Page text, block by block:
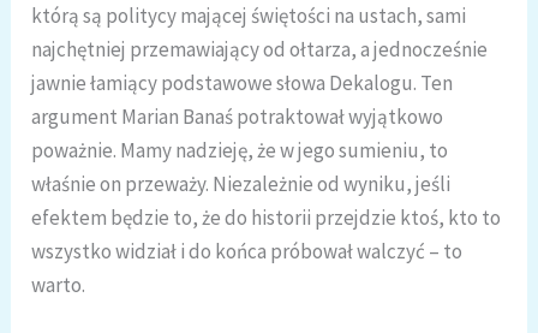
którą są politycy mającej świętości na ustach, sami
najchętniej przemawiający od ołtarza, a jednocześnie
jawnie łamiący podstawowe słowa Dekalogu. Ten
argument Marian Banaś potraktował wyjątkowo
poważnie. Mamy nadzieję, że w jego sumieniu, to
właśnie on przeważy. Niezależnie od wyniku, jeśli
efektem będzie to, że do historii przejdzie ktoś, kto to
wszystko widział i do końca próbował walczyć – to
warto.